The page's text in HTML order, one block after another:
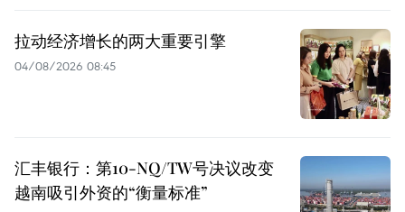
拉动经济增长的两大重要引擎
04/08/2026 08:45
汇丰银行：第10-NQ/TW号决议改变
越南吸引外资的“衡量标准”